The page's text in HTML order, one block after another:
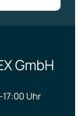
GmbH
Uhr